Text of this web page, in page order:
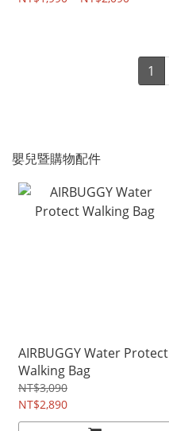
1
嬰兒暨購物配件
AIRBUGGY Water Protect
Walking Bag
NT$3,090
NT$2,890